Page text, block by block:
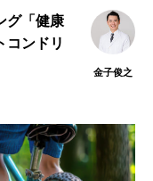
酵素 鉄
グ「健康
コンドリ
金子俊之